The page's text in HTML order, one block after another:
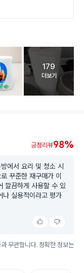
고객 리뷰
179
더보기
긍정리뷰98%
에서 요리 및 청소 시
꾸준한 재구매가 이
깔끔하게 사용할 수 있
나 실용적이라고 평가
무관합니다. 정확한 정보는